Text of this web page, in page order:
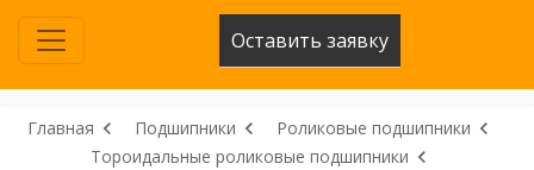
Оставить заявку
Главная Подшипники
Роликовые подшипники
Тороидальные роликовые подшипники